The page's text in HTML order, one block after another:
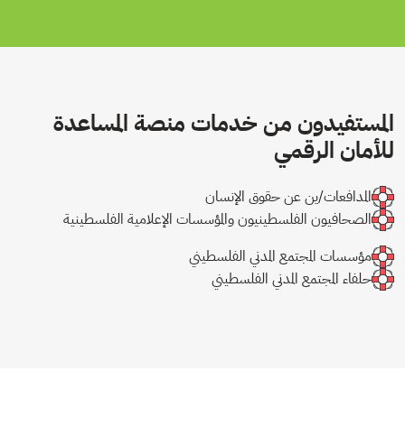
المستفيدون من خدمات منصة المساعدة
للأمان الرقمي
المدافعات/ين عن حقوق الإنسان
الصحافيون الفلسطينيون والمؤسسات الإعلامية الفلسطينية
مؤسسات المجتمع المدني الفلسطيني
حلفاء المجتمع المدني الفلسطيني